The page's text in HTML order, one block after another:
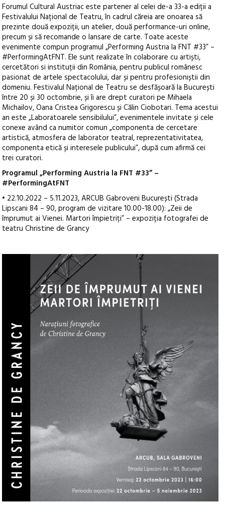
Forumul Cultural Austriac este partener al celei de-a 33-a ediții a
Festivalului Național de Teatru, în cadrul căreia are onoarea să
prezinte două expoziții, un atelier, două performance-uri online,
precum și să recomande o lansare de carte. Toate aceste
evenimente compun programul „Performing Austria la FNT #33” –
#PerformingAtFNT. Ele sunt realizate în colaborare cu artiști,
cercetători si instituții din România, pentru publicul românesc
pasionat de artele spectacolului, dar și pentru profesioniștii din
domeniu. Festivalul Național de Teatru se desfășoară la București
între 20 și 30 octombrie, și îi are drept curatori pe Mihaela
Michailov, Oana Cristea Grigorescu și Călin Ciobotari. Tema acestui
an este „Laboratoarele sensibilului”, evenimentele invitate și cele
conexe având ca numitor comun „componenta de cercetare
artistică, atmosfera de laborator teatral, reprezentativitatea,
componenta etică și interesele publicului”, după cum afirmă cei
trei curatori.
Programul „Performing Austria la FNT #33” –
#PerformingAtFNT
• 22.10.2022 – 5.11.2023, ARCUB Gabroveni București (Strada
Lipscani 84 – 90, program de vizitare 10.00-18.00): „Zeii de
împrumut ai Vienei. Martori împietriți” – expoziția fotografei de
teatru Christine de Grancy